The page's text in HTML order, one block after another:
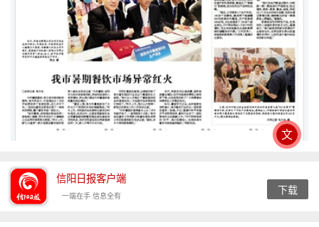
信阳日报客户端
一端在手 信息全有 下载
文